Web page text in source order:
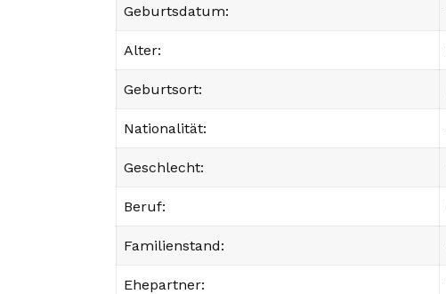
Geburtsdatum:
Alter:
Geburtsort:
Nationalität:
Geschlecht:
Beruf:
Familienstand:
Ehepartner: